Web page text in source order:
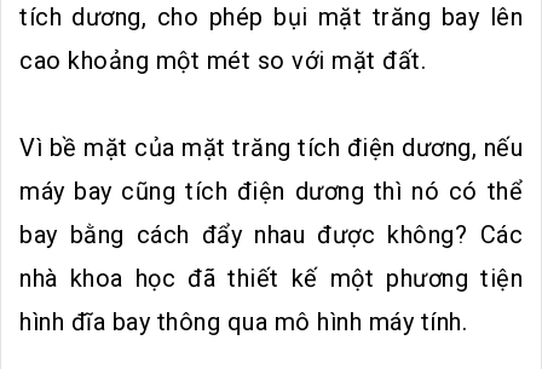
tích dương, cho phép bụi mặt trăng bay lên
cao khoảng một mét so với mặt đất.
Vì bề mặt của mặt trăng tích điện dương, nếu
máy bay cũng tích điện dương thì nó có thể
bay bằng cách đẩy nhau được không? Các
nhà khoa học đã thiết kế một phương tiện
hình đĩa bay thông qua mô hình máy tính.